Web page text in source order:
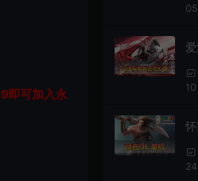
即可加入永
05
10
24